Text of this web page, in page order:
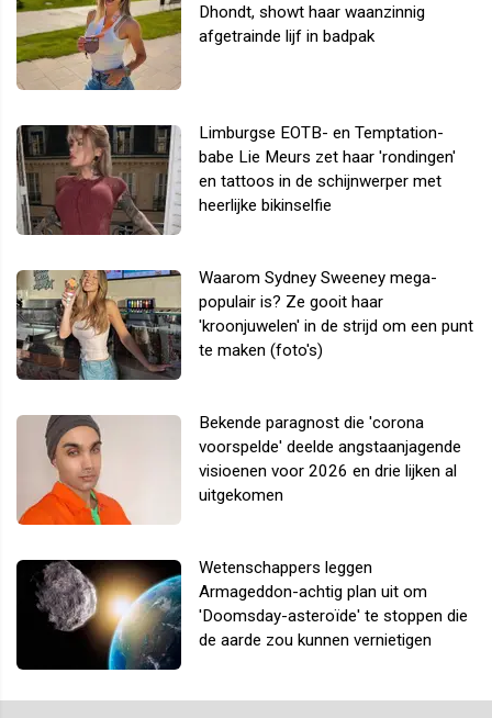
Dhondt, showt haar waanzinnig
afgetrainde lijf in badpak
Limburgse EOTB- en Temptation-
babe Lie Meurs zet haar 'rondingen'
en tattoos in de schijnwerper met
heerlijke bikinselfie
Waarom Sydney Sweeney mega-
populair is? Ze gooit haar
'kroonjuwelen' in de strijd om een punt
te maken (foto's)
Bekende paragnost die 'corona
voorspelde' deelde angstaanjagende
visioenen voor 2026 en drie lijken al
uitgekomen
Wetenschappers leggen
Armageddon-achtig plan uit om
'Doomsday-asteroïde' te stoppen die
de aarde zou kunnen vernietigen